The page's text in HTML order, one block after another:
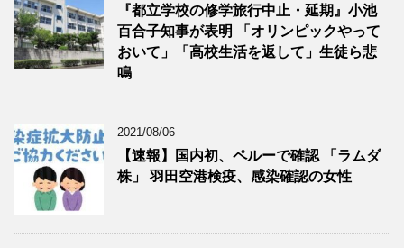
『都立学校の修学旅行中止・延期』小池
百合子知事が表明 「オリンピックやって
おいて」「高校生活を返して」生徒ら悲
鳴
2021/08/06
【速報】国内初、ペルーで確認 「ラムダ
株」 羽田空港検疫、感染確認の女性